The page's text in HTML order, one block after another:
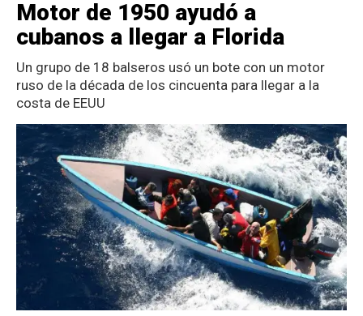
Motor de 1950 ayudó a
cubanos a llegar a Florida
Un grupo de 18 balseros usó un bote con un motor
ruso de la década de los cincuenta para llegar a la
costa de EEUU